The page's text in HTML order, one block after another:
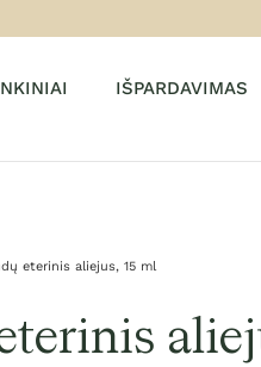
IŠPARDAVIMAS
eterinis aliejus, 15 ml